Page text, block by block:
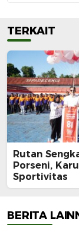
TERKAIT
Rutan
Porseni,
Sportivitas
BERITA